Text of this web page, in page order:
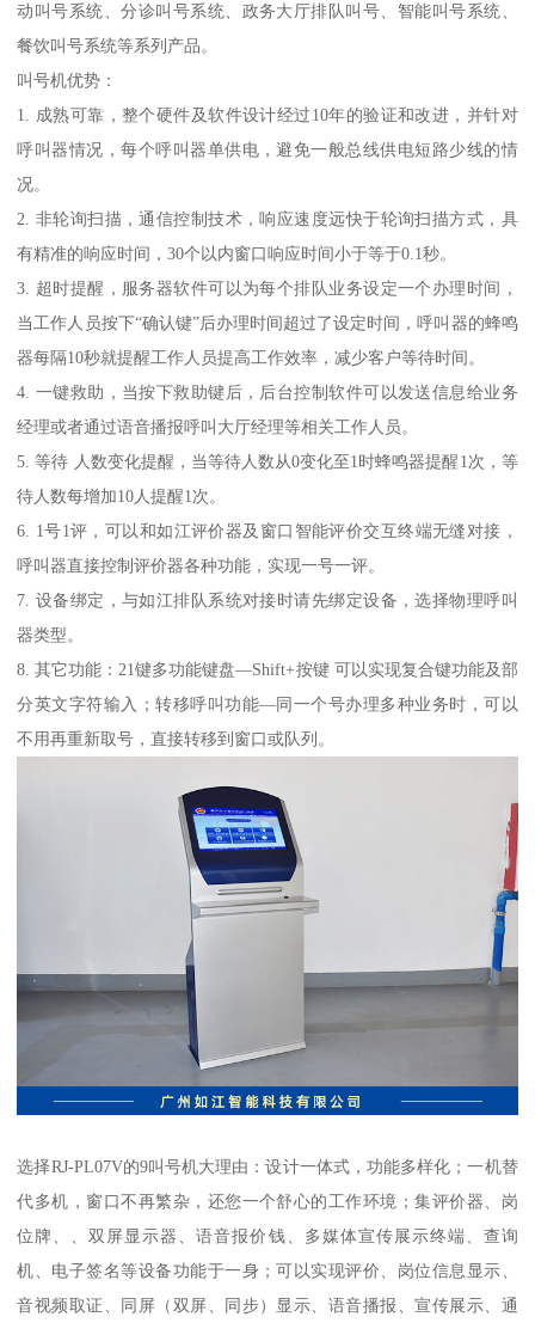
动叫号系统、分诊叫号系统、政务大厅排队叫号、智能叫号系统、
餐饮叫号系统等系列产品。
叫号机优势：
1. 成熟可靠，整个硬件及软件设计经过10年的验证和改进，并针对
呼叫器情况，每个呼叫器单供电，避免一般总线供电短路少线的情
况。
2. 非轮询扫描，通信控制技术，响应速度远快于轮询扫描方式，具
有精准的响应时间，30个以内窗口响应时间小于等于0.1秒。
3. 超时提醒，服务器软件可以为每个排队业务设定一个办理时间，
当工作人员按下“确认键”后办理时间超过了设定时间，呼叫器的蜂鸣
器每隔10秒就提醒工作人员提高工作效率，减少客户等待时间。
4. 一键救助，当按下救助键后，后台控制软件可以发送信息给业务
经理或者通过语音播报呼叫大厅经理等相关工作人员。
5. 等待 人数变化提醒，当等待人数从0变化至1时蜂鸣器提醒1次，等
待人数每增加10人提醒1次。
6. 1号1评，可以和如江评价器及窗口智能评价交互终端无缝对接，
呼叫器直接控制评价器各种功能，实现一号一评。
7. 设备绑定，与如江排队系统对接时请先绑定设备，选择物理呼叫
器类型。
8. 其它功能：21键多功能键盘—Shift+按键 可以实现复合键功能及部
分英文字符输入；转移呼叫功能—同一个号办理多种业务时，可以
不用再重新取号，直接转移到窗口或队列。
选择RJ-PL07V的9叫号机大理由：设计一体式，功能多样化；一机替
代多机，窗口不再繁杂，还您一个舒心的工作环境；集评价器、岗
位牌、、双屏显示器、语音报价钱、多媒体宣传展示终端、查询
机、电子签名等设备功能于一身；可以实现评价、岗位信息显示、
音视频取证、同屏（双屏、同步）显示、语音播报、宣传展示、通